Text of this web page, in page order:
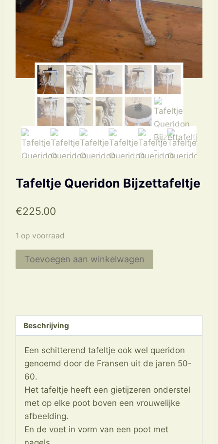
Tafeltje Queridon Bijzettafeltje
€225.00
1 op voorraad
Tafeltje
Queridon
Toevoegen aan winkelwagen
Beschrijving
Een schitterend tafeltje ook wel queridon
genoemd door de Fransen uit de jaren 50-
60.
Het tafeltje heeft een gietijzeren onderstel
met op elke poot boven een vrouwelijke
afbeelding.
En de voet in vorm van een poot met